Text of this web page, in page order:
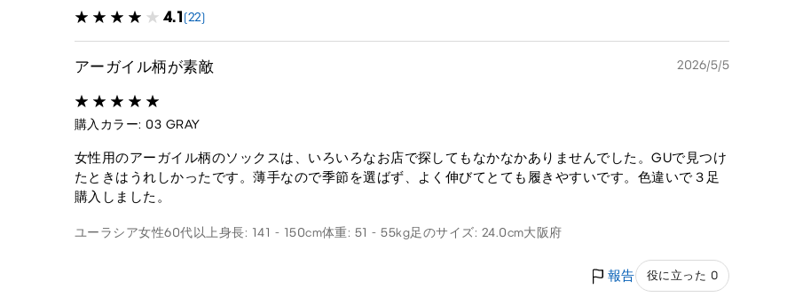
4.1(22)
アーガイル柄が素敵 2026/5/5
購入カラー: 03 GRAY
女性用のアーガイル柄のソックスは、いろいろなお店で探してもなかなかありませんでした。GUで見つけ
たときはうれしかったです。薄手なので季節を選ばず、よく伸びてとても履きやすいです。色違いで３足
購入しました。
ユーラシア女性60代以上身長: 141 - 150cm体重: 51 - 55kg足のサイズ: 24.0cm大阪府
報告 役に立った 0